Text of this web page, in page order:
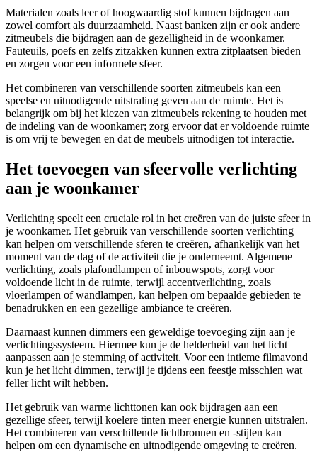
Materialen zoals leer of hoogwaardig stof kunnen bijdragen aan
zowel comfort als duurzaamheid. Naast banken zijn er ook andere
zitmeubels die bijdragen aan de gezelligheid in de woonkamer.
Fauteuils, poefs en zelfs zitzakken kunnen extra zitplaatsen bieden
en zorgen voor een informele sfeer.
Het combineren van verschillende soorten zitmeubels kan een
speelse en uitnodigende uitstraling geven aan de ruimte. Het is
belangrijk om bij het kiezen van zitmeubels rekening te houden met
de indeling van de woonkamer; zorg ervoor dat er voldoende ruimte
is om vrij te bewegen en dat de meubels uitnodigen tot interactie.
Het toevoegen van sfeervolle verlichting
aan je woonkamer
Verlichting speelt een cruciale rol in het creëren van de juiste sfeer in
je woonkamer. Het gebruik van verschillende soorten verlichting
kan helpen om verschillende sferen te creëren, afhankelijk van het
moment van de dag of de activiteit die je onderneemt. Algemene
verlichting, zoals plafondlampen of inbouwspots, zorgt voor
voldoende licht in de ruimte, terwijl accentverlichting, zoals
vloerlampen of wandlampen, kan helpen om bepaalde gebieden te
benadrukken en een gezellige ambiance te creëren.
Daarnaast kunnen dimmers een geweldige toevoeging zijn aan je
verlichtingssysteem. Hiermee kun je de helderheid van het licht
aanpassen aan je stemming of activiteit. Voor een intieme filmavond
kun je het licht dimmen, terwijl je tijdens een feestje misschien wat
feller licht wilt hebben.
Het gebruik van warme lichttonen kan ook bijdragen aan een
gezellige sfeer, terwijl koelere tinten meer energie kunnen uitstralen.
Het combineren van verschillende lichtbronnen en -stijlen kan
helpen om een dynamische en uitnodigende omgeving te creëren.